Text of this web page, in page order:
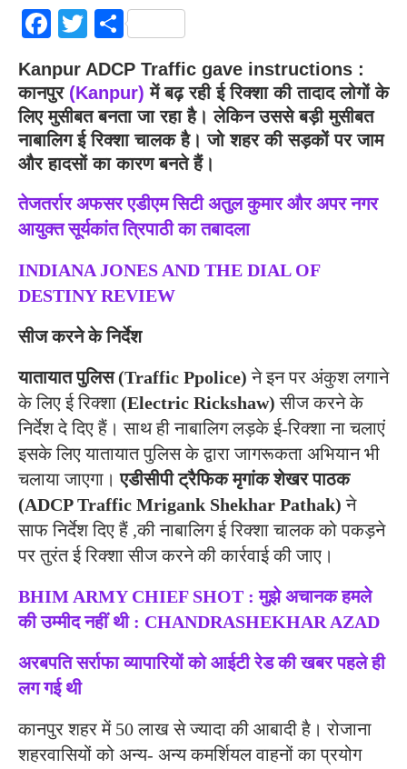
Facebook
Twitter
Share
Kanpur ADCP Traffic gave instructions :
कानपुर(Kanpur)में बढ़ रही ई रिक्शा की तादाद लोगों के
लिए मुसीबत बनता जा रहा है। लेकिन उससे बड़ी मुसीबत
नाबालिग ई रिक्शा चालक है। जो शहर की सड़कों पर जाम
और हादसों का कारण बनते हैं।
तेजतर्रार अफसर एडीएम सिटी अतुल कुमार और अपर नगर
आयुक्त सूर्यकांत त्रिपाठी का तबादला
INDIANA JONES AND THE DIAL OF
DESTINY REVIEW
सीज करने के निर्देश
यातायात पुलिस (Traffic Ppolice)ने इन पर अंकुश लगाने
के लिए ई रिक्शा (Electric Rickshaw)सीज करने के
निर्देश दे दिए हैं। साथ ही नाबालिग लड़के ई-रिक्शा ना चलाएं
इसके लिए यातायात पुलिस के द्वारा जागरूकता अभियान भी
चलाया जाएगा।एडीसीपी ट्रैफिक मृगांक शेखर पाठक
(ADCP Traffic Mrigank Shekhar Pathak) ने
साफ निर्देश दिए हैं ,की नाबालिग ई रिक्शा चालक को पकड़ने
पर तुरंत ई रिक्शा सीज करने की कार्रवाई की जाए।
BHIM ARMY CHIEF SHOT : मुझे अचानक हमले
की उम्मीद नहीं थी : CHANDRASHEKHAR AZAD
अरबपति सर्राफा व्यापारियों को आईटी रेड की खबर पहले ही
लग गई थी
कानपुर शहर में 50 लाख से ज्यादा की आबादी है। रोजाना
शहरवासियों को अन्य- अन्य कमर्शियल वाहनों का प्रयोग